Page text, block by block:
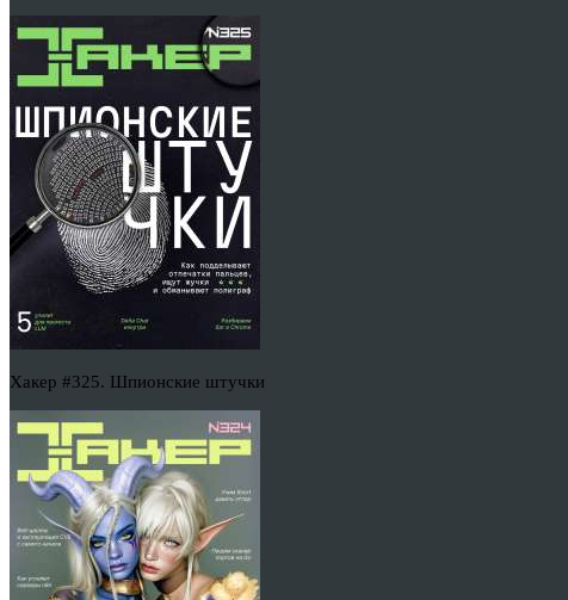
Хакер #325. Шпионские штучки